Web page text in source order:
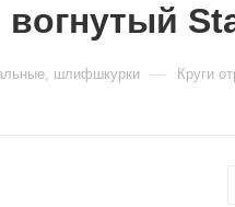
шлифшкурки — Круги